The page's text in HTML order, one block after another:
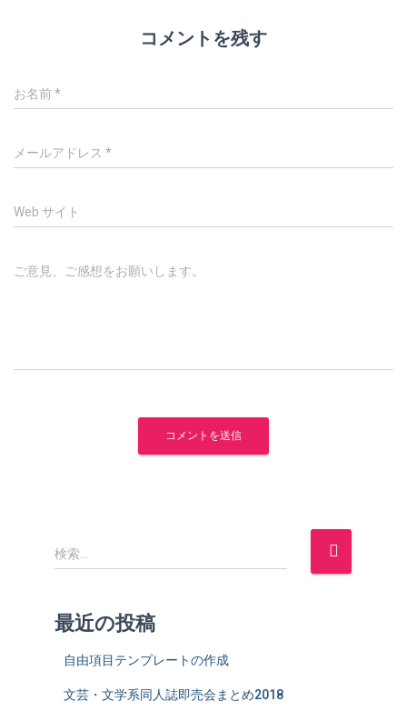
コメントを残す
お名前*
メールアドレス *
Web サイト
ご意見、ご感想をお願いします。
検
索
検索…
最近の投稿
自由項目テンプレートの作成
文芸・文学系同人誌即売会まとめ2018